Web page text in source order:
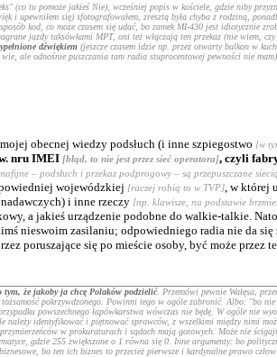
(co tu pomoże jakieś Nie), wcześniej popis w kościele, gdzie niby
i upewniłem się) sfotografowałem, zresztą była chyba z rodziną,
kod, co może czasem się udać, bo zamek MI-430 jest idiotycznie
jazdy taksówkami MPT, oni też włączają ten przekaz (nie wiem,
dźwiękiem (jeszcze czasem idzie np. przez otwarty balkon w
ale odnośnie puszczania tam radia stuprocentowej pewności nie
obecnej wiedzy podsłuch (i inne szpiegostwo [w
nru IMEI [błąd, to nie jest przez sieć operatora], czyli
– podsłuch i przekaz podprogowy – są przepuszczane
wojewódzkiej [raczej robią to w TVP] , w
i inne rzeczy [np. klawisze, na podstawie
a jakieś urządzenie podobne do walkie-talkie.
nieswoim zasilaniu; odpowiedniego radia nie da
poruszające się po mieście osoby, być może przez
tym, że jakobyja chcę Polaków podzielić. Przemówi pewnie Wałęsa,
pokrzywdzonego. Powinni tego w ogóle zabronić. Albo: "bo
powszechnego łapówkarstwa wówczas nie będę. W ogóle
identyfikować i piętnować sprawców, z wszelkimi między nimi
w prokuraturach i sądach mają gotowych. Może nie
gdzie 255 zwiększone o 1 równa się 0. Inne argumenty: bo
bo ten ich biznes to przecież pierwsze i kardynalne prawo